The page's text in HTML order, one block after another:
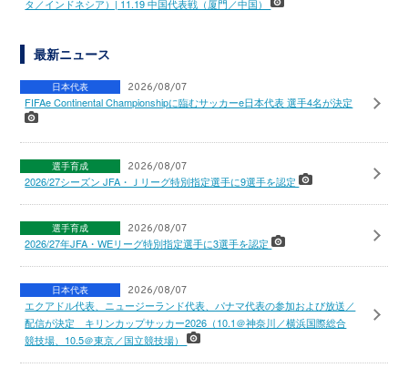
タ／インドネシア）| 11.19 中国代表戦（厦門／中国）
最新ニュース
日本代表 2026/08/07
FIFAe Continental Championshipに臨むサッカーe日本代表 選手4名が決定
選手育成 2026/08/07
2026/27シーズン JFA・Ｊリーグ特別指定選手に9選手を認定
選手育成 2026/08/07
2026/27年JFA・WEリーグ特別指定選手に3選手を認定
日本代表 2026/08/07
エクアドル代表、ニュージーランド代表、パナマ代表の参加および放送／
配信が決定 キリンカップサッカー2026（10.1＠神奈川／横浜国際総合
競技場、10.5＠東京／国立競技場）